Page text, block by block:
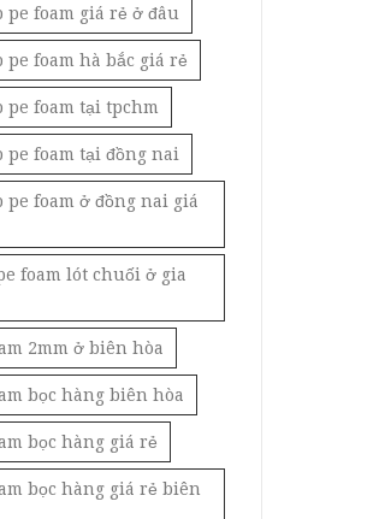
pe foam giá rẻ ở đâu
pe foam hà bắc giá rẻ
pe foam tại tpchm
pe foam tại đồng nai
pe foam ở đồng nai giá
foam lót chuối ở gia
2mm ở biên hòa
bọc hàng biên hòa
bọc hàng giá rẻ
bọc hàng giá rẻ biên